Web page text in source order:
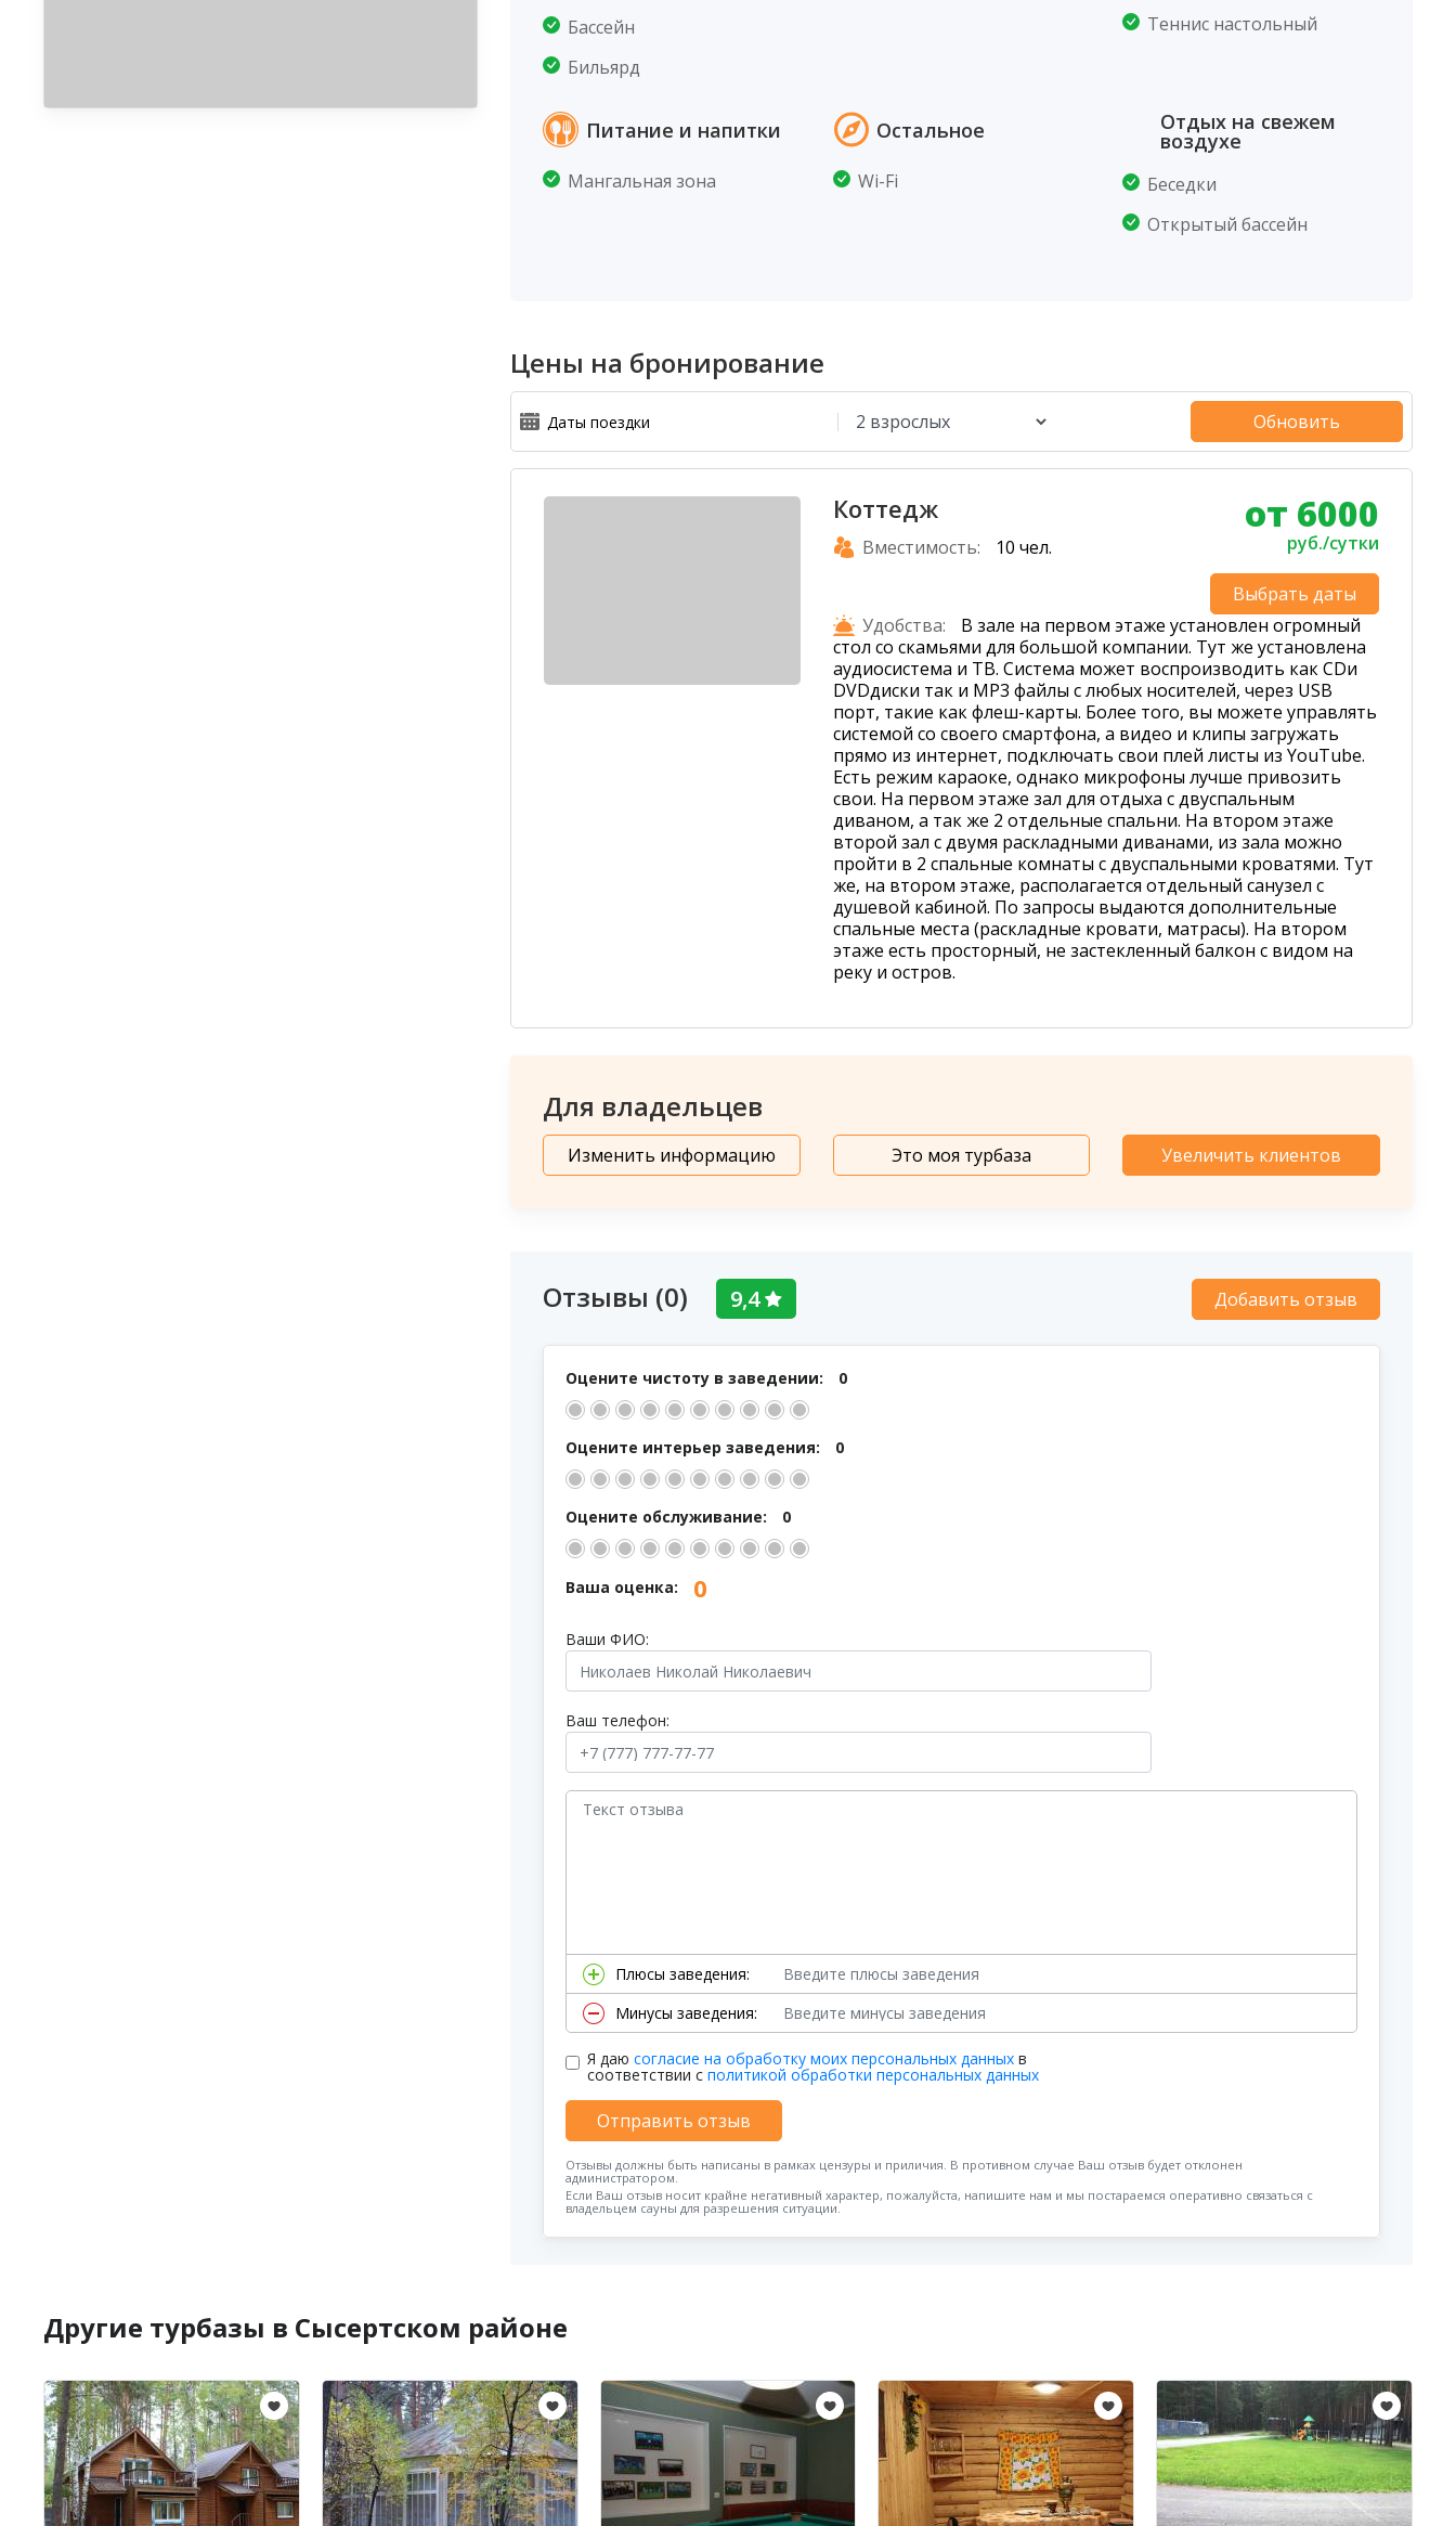
Бассейн
Бильярд
Теннис настольный
Питание и напитки
Мангальная зона
Остальное
Wi-Fi
Отдых на свежем
воздухе
Беседки
Открытый бассейн
Цены на бронирование
Обновить
Коттедж
Вместимость: 10 чел.
от 6000
руб./сутки
Выбрать даты
Удобства:
В зале на первом этаже установлен огромный
стол со скамьями для большой компании. Тут же установлена
аудиосистема и ТВ. Система может воспроизводить как CDи
DVDдиски так и MP3 файлы с любых носителей, через USB
порт, такие как флеш-карты. Более того, вы можете управлять
системой со своего смартфона, а видео и клипы загружать
прямо из интернет, подключать свои плей листы из YouTube.
Есть режим караоке, однако микрофоны лучше привозить
свои. На первом этаже зал для отдыха с двуспальным
диваном, а так же 2 отдельные спальни. На втором этаже
второй зал с двумя раскладными диванами, из зала можно
пройти в 2 спальные комнаты с двуспальными кроватями. Тут
же, на втором этаже, располагается отдельный санузел с
душевой кабиной. По запросы выдаются дополнительные
спальные места (раскладные кровати, матрасы). На втором
этаже есть просторный, не застекленный балкон с видом на
реку и остров.
Для владельцев
Изменить информацию Это моя турбаза Увеличить клиентов
Добавить отзыв
Отзывы (0) 9,4
Оцените чистоту в заведении: 0
Оцените интерьер заведения: 0
Оцените обслуживание: 0
Ваша оценка: 0
Ваши ФИО:
Ваш телефон:
Плюсы заведения:
Минусы заведения:
Я даюсогласие на обработку моих персональных данных в
соответствии сполитикой обработки персональных данных
Отправить отзыв
Отзывы должны быть написаны в рамках цензуры и приличия. В противном случае Ваш отзыв будет отклонен
администратором.
Если Ваш отзыв носит крайне негативный характер, пожалуйста, напишите нам и мы постараемся оперативно связаться с
владельцем сауны для разрешения ситуации.
Другие турбазы в Сысертском районе